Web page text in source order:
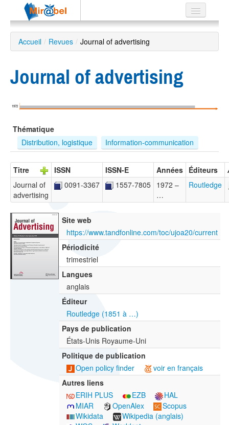
Le réseau
Soutien
Recherche
avancée
EN
ES
?
Accueil / Revues / Journal of advertising
Journal of advertising
1972
Thématique
Distribution, logistique
Information-communication
Titre ISSN ISSN-E Années Éditeurs
Journal of
advertising
0091-3367 1557-7805 1972 –
…
Routledge
Site web
https://www.tandfonline.com/toc/ujoa20/current
Périodicité
trimestriel
Langues
anglais
Éditeur
Routledge (1851 à …)
Pays de publication
États-Unis Royaume-Uni
Politique de publication
Open policy finder
voir en français
Autres liens
ERIH PLUS
EZB
HAL
MIAR
OpenAlex
Scopus
Wikidata
Wikipedia (anglais)